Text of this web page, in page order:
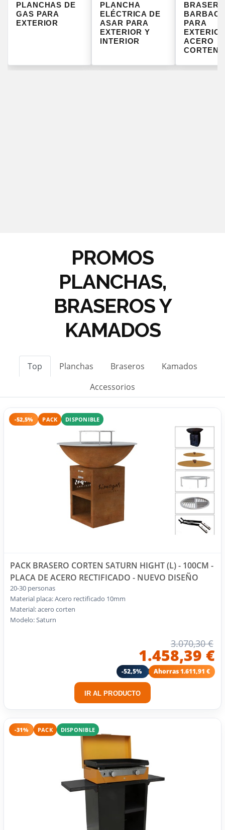
PLANCHAS DE
GAS PARA
EXTERIOR
PLANCHA
ELÉCTRICA DE
ASAR PARA
EXTERIOR Y
INTERIOR
BRASERO
PARA
ACERO
CORTEN
PROMOS
PLANCHAS,
BRASEROS Y
KAMADOS
Top Planchas Braseros
Kamados
Accessorios
-52,5% PACK DISPONIBLE
PACK BRASERO CORTEN SATURN HIGHT (L) - 100CM -
PLACA DE ACERO RECTIFICADO - NUEVO DISEÑO
20-30 personas
Material placa: Acero rectificado 10mm
Material: acero corten
Modelo: Saturn
3.070,30 €
1.458,39 €
-52,5% Ahorras 1.611,91 €
IR AL PRODUCTO
-31% PACK DISPONIBLE